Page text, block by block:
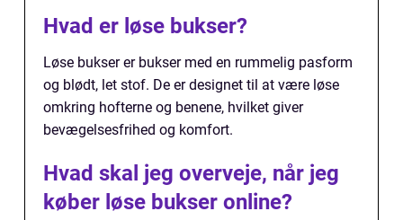
Hvad er løse bukser?
Løse bukser er bukser med en rummelig pasform
og blødt, let stof. De er designet til at være løse
omkring hofterne og benene, hvilket giver
bevægelsesfrihed og komfort.
Hvad skal jeg overveje, når jeg
køber løse bukser online?